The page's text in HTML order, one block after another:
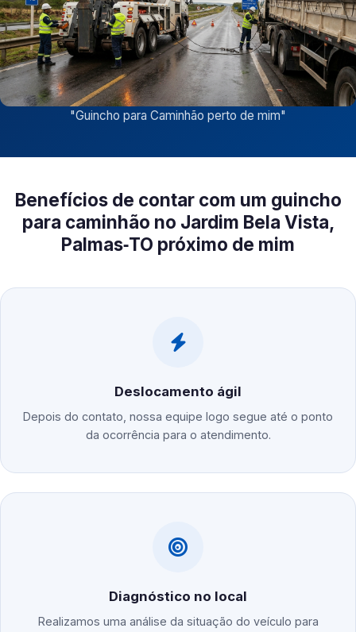
"Guincho para Caminhão perto de mim"
Benefícios de contar com um guincho
para caminhão no Jardim Bela Vista,
Palmas‑TO próximo de mim
Deslocamento ágil
Depois do contato, nossa equipe logo segue até o ponto
da ocorrência para o atendimento.
Diagnóstico no local
Realizamos uma análise da situação do veículo para